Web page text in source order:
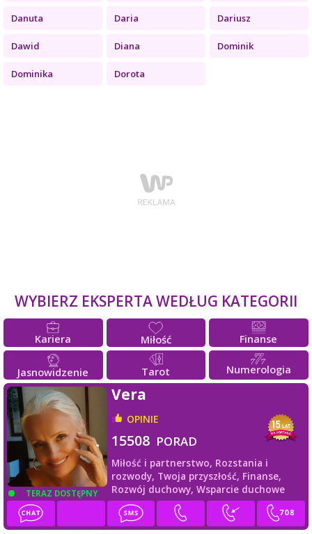
Danuta Daria Dariusz
Dawid Diana Dominik
Dominika Dorota
WYBIERZ EKSPERTA WEDŁUG KATEGORII
Kariera Miłość Finanse
Jasnowidzenie Tarot Numerologia
TERAZ DOSTĘPNY
Vera
OPINIE
15508 PORAD
Miłość i partnerstwo, Rozstania i
rozwody, Twoja przyszłość, Finanse,
Rozwój duchowy, Wsparcie duchowe